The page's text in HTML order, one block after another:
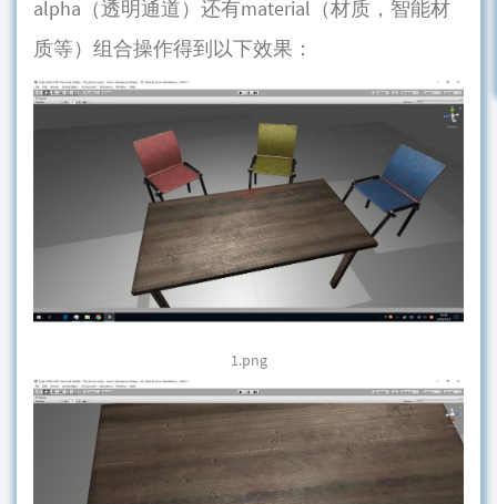
alpha（透明通道）还有material（材质，智能材
质等）组合操作得到以下效果：
1.png